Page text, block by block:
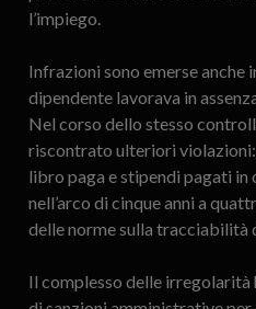
l’impiego.
Infrazioni sono emerse anche
dipendente lavorava in
Nel corso dello stesso
riscontrato ulteriori violazioni:
libro paga e stipendi pagati
nell’arco di cinque anni a
delle norme sulla tracciabilità
Il complesso delle irregolarità